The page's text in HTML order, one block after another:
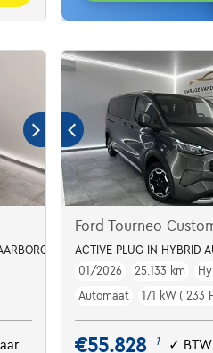
Ford Tourneo
ACTIVE PLUG-IN HYBRID
01/2026
25.133 km
Automaat
171 kW ( 233
€55.828 1 ✓